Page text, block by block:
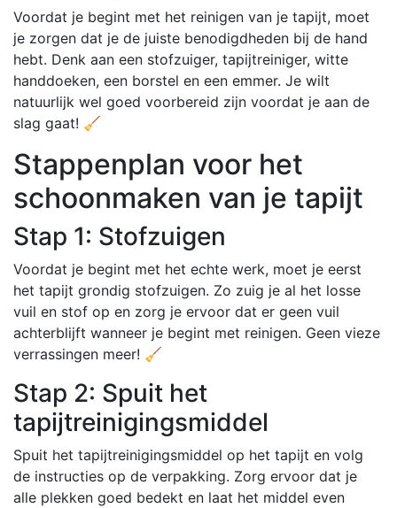
Voordat je begint met het reinigen van je tapijt, moet
je zorgen dat je de juiste benodigdheden bij de hand
hebt. Denk aan een stofzuiger, tapijtreiniger, witte
handdoeken, een borstel en een emmer. Je wilt
natuurlijk wel goed voorbereid zijn voordat je aan de
slag gaat! 🧹
Stappenplan voor het
schoonmaken van je tapijt
Stap 1: Stofzuigen
Voordat je begint met het echte werk, moet je eerst
het tapijt grondig stofzuigen. Zo zuig je al het losse
vuil en stof op en zorg je ervoor dat er geen vuil
achterblijft wanneer je begint met reinigen. Geen vieze
verrassingen meer! 🧹
Stap 2: Spuit het
tapijtreinigingsmiddel
Spuit het tapijtreinigingsmiddel op het tapijt en volg
de instructies op de verpakking. Zorg ervoor dat je
alle plekken goed bedekt en laat het middel even